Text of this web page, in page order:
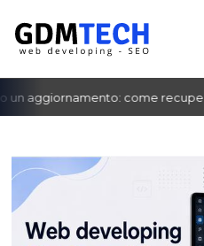
come recuperarlo
‹